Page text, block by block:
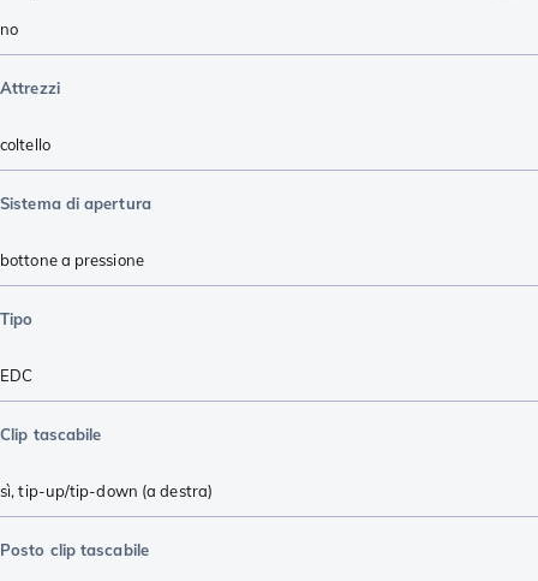
no
Attrezzi
coltello
Sistema di apertura
bottone a pressione
Tipo
EDC
Clip tascabile
sì, tip-up/tip-down (a destra)
Posto clip tascabile